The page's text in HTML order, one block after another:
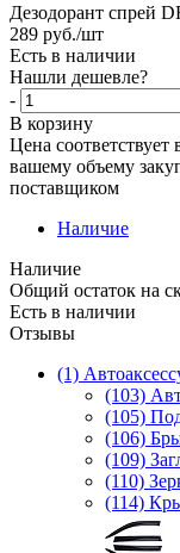
Дезодорант спрей
289 руб./шт
Есть в наличии
Нашли дешевле?
-
В корзину
Цена
вашему объему
поставщиком
Наличие
Наличие
Общий остаток на
Есть в наличии
Отзывы
(1)
(103)
(105)
(106)
(109)
(110)
(114)